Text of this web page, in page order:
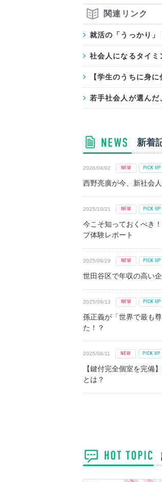
関連リンク
就活の「うっかり
社会人になるタイミ
【学生のうちに身
若手社会人が選ん
新着
2026/04/02
西野亮廣が今、新社会
2025/10/21
今こそ知っておくべき
プ体験レポート
2025/09/29
世田谷区で年収の高い
2025/09/13
孫正義が「世界で最も
た！？
2025/08/11
【鍵付完全個室を完備
とは？